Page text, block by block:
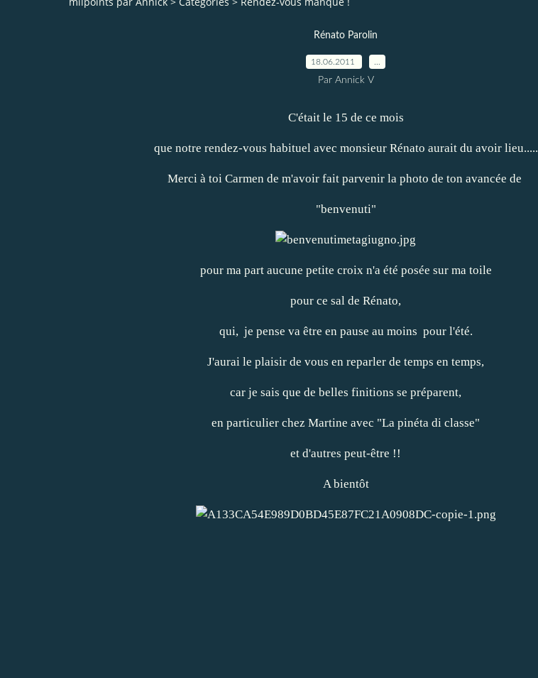
Rénato Parolin
18.06.2011
Par Annick V
C'était le 15 de ce mois
que notre rendez-vous habituel avec monsieur Rénato aurait du avoir lieu.....
Merci à toi Carmen de m'avoir fait parvenir la photo de ton avancée de
"benvenuti"
pour ma part aucune petite croix n'a été posée sur ma toile
pour ce sal de Rénato,
qui, je pense va être en pause au moins pour l'été.
J'aurai le plaisir de vous en reparler de temps en temps,
car je sais que de belles finitions se préparent,
en particulier chez Martine avec "La pinéta di classe"
et d'autres peut-être !!
A bientôt